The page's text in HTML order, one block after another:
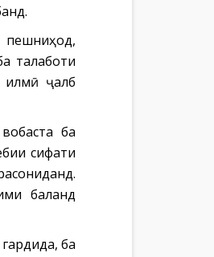
пешниҳод,
талаботи
илмӣ ҷалб
ба
сифати
баланд
ба